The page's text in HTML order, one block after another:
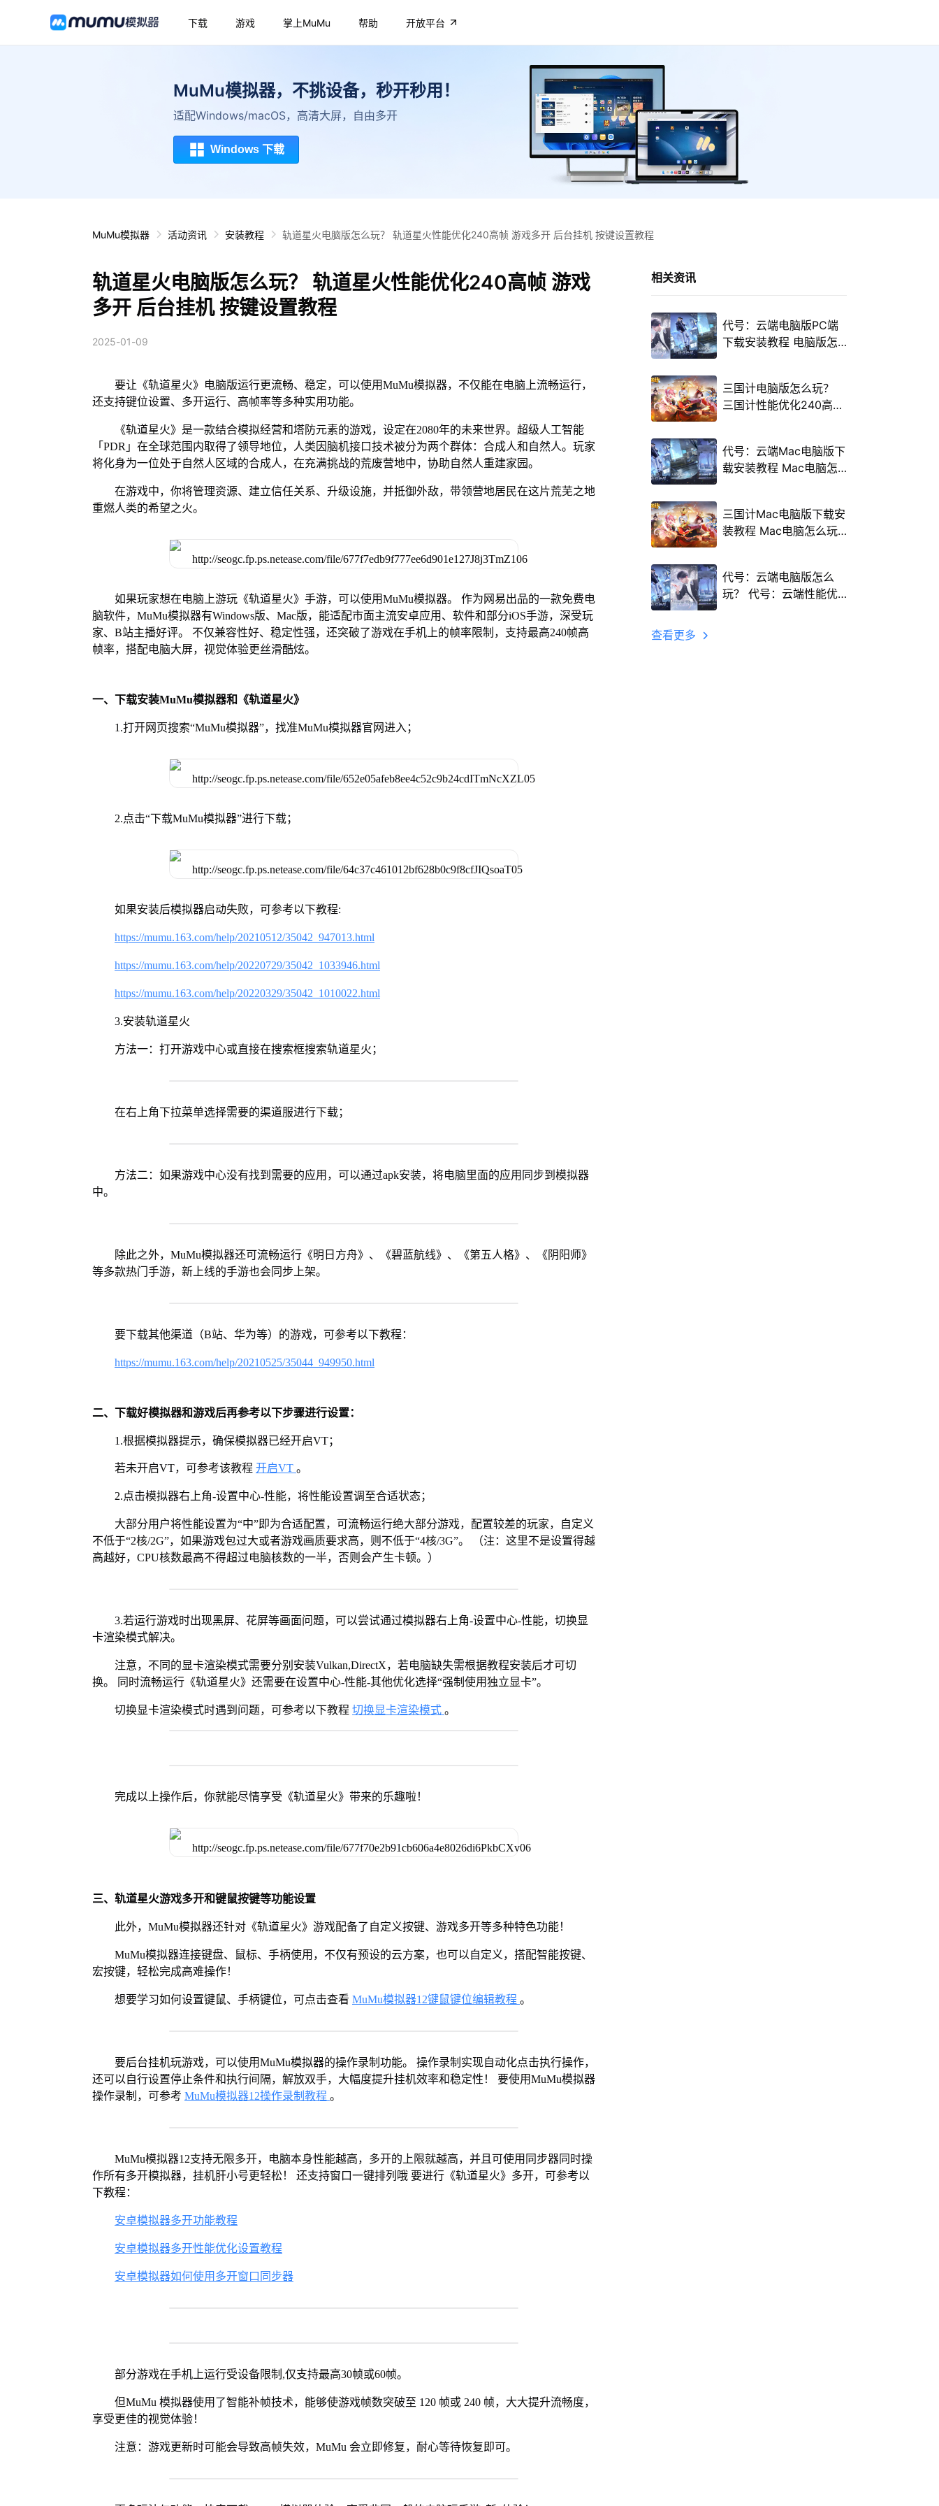
下载 游戏 掌上MuMu 帮助 开放平台
MuMu模拟器，不挑设备，秒开秒用！
适配Windows/macOS，高清大屏，自由多开
Windows 下载
MuMu模拟器 活动资讯 安装教程 轨道星火电脑版怎么玩？ 轨道星火性能优化240高帧 游戏多开 后台挂机 按键设置教程
轨道星火电脑版怎么玩？ 轨道星火性能优化240高帧 游戏
多开 后台挂机 按键设置教程
2025-01-09
要让《轨道星火》电脑版运行更流畅、稳定，可以使用MuMu模拟器，不仅能在电脑上流畅运行，
还支持键位设置、多开运行、高帧率等多种实用功能。
《轨道星火》是一款结合模拟经营和塔防元素的游戏，设定在2080年的未来世界。超级人工智能
「PDR」在全球范围内取得了领导地位，人类因脑机接口技术被分为两个群体：合成人和自然人。玩家
将化身为一位处于自然人区域的合成人，在充满挑战的荒废营地中，协助自然人重建家园。
在游戏中，你将管理资源、建立信任关系、升级设施，并抵御外敌，带领营地居民在这片荒芜之地
重燃人类的希望之火。
如果玩家想在电脑上游玩《轨道星火》手游，可以使用MuMu模拟器。 作为网易出品的一款免费电
脑软件，MuMu模拟器有Windows版、Mac版，能适配市面主流安卓应用、软件和部分iOS手游，深受玩
家、B站主播好评。 不仅兼容性好、稳定性强，还突破了游戏在手机上的帧率限制，支持最高240帧高
帧率，搭配电脑大屏，视觉体验更丝滑酷炫。
一、下载安装MuMu模拟器和《轨道星火》
1.打开网页搜索“MuMu模拟器”，找准MuMu模拟器官网进入；
2.点击“下载MuMu模拟器”进行下载；
如果安装后模拟器启动失败，可参考以下教程:
https://mumu.163.com/help/20210512/35042_947013.html
https://mumu.163.com/help/20220729/35042_1033946.html
https://mumu.163.com/help/20220329/35042_1010022.html
3.安装轨道星火
方法一：打开游戏中心或直接在搜索框搜索轨道星火；
在右上角下拉菜单选择需要的渠道服进行下载；
方法二：如果游戏中心没有找到需要的应用，可以通过apk安装，将电脑里面的应用同步到模拟器
中。
除此之外，MuMu模拟器还可流畅运行《明日方舟》、《碧蓝航线》、《第五人格》、《阴阳师》
等多款热门手游，新上线的手游也会同步上架。
要下载其他渠道（B站、华为等）的游戏，可参考以下教程：
https://mumu.163.com/help/20210525/35044_949950.html
二、下载好模拟器和游戏后再参考以下步骤进行设置：
1.根据模拟器提示，确保模拟器已经开启VT；
若未开启VT，可参考该教程 开启VT 。
2.点击模拟器右上角-设置中心-性能，将性能设置调至合适状态；
大部分用户将性能设置为“中”即为合适配置，可流畅运行绝大部分游戏，配置较差的玩家，自定义
不低于“2核/2G”，如果游戏包过大或者游戏画质要求高，则不低于“4核/3G”。 （注：这里不是设置得越
高越好，CPU核数最高不得超过电脑核数的一半，否则会产生卡顿。）
3.若运行游戏时出现黑屏、花屏等画面问题，可以尝试通过模拟器右上角-设置中心-性能，切换显
卡渲染模式解决。
注意，不同的显卡渲染模式需要分别安装Vulkan,DirectX，若电脑缺失需根据教程安装后才可切
换。 同时流畅运行《轨道星火》还需要在设置中心-性能-其他优化选择“强制使用独立显卡”。
切换显卡渲染模式时遇到问题，可参考以下教程 切换显卡渲染模式 。
完成以上操作后，你就能尽情享受《轨道星火》带来的乐趣啦！
三、轨道星火游戏多开和键鼠按键等功能设置
此外，MuMu模拟器还针对《轨道星火》游戏配备了自定义按键、游戏多开等多种特色功能！
MuMu模拟器连接键盘、鼠标、手柄使用，不仅有预设的云方案，也可以自定义，搭配智能按键、
宏按键，轻松完成高难操作！
想要学习如何设置键鼠、手柄键位，可点击查看 MuMu模拟器12键鼠键位编辑教程 。
要后台挂机玩游戏，可以使用MuMu模拟器的操作录制功能。 操作录制实现自动化点击执行操作，
还可以自行设置停止条件和执行间隔，解放双手，大幅度提升挂机效率和稳定性！ 要使用MuMu模拟器
操作录制，可参考 MuMu模拟器12操作录制教程 。
MuMu模拟器12支持无限多开，电脑本身性能越高，多开的上限就越高，并且可使用同步器同时操
作所有多开模拟器，挂机肝小号更轻松！ 还支持窗口一键排列哦 要进行《轨道星火》多开，可参考以
下教程：
安卓模拟器多开功能教程
安卓模拟器多开性能优化设置教程
安卓模拟器如何使用多开窗口同步器
部分游戏在手机上运行受设备限制,仅支持最高30帧或60帧。
但MuMu 模拟器使用了智能补帧技术，能够使游戏帧数突破至 120 帧或 240 帧，大大提升流畅度，
享受更佳的视觉体验！
注意：游戏更新时可能会导致高帧失效，MuMu 会立即修复，耐心等待恢复即可。
相关资讯
代号：云端电脑版PC端
下载安装教程 电脑版怎
三国计电脑版怎么玩？
三国计性能优化240高帧
代号：云端Mac电脑版下
载安装教程 Mac电脑怎
三国计Mac电脑版下载安
装教程 Mac电脑怎么玩
代号：云端电脑版怎么
玩？ 代号：云端性能优
查看更多